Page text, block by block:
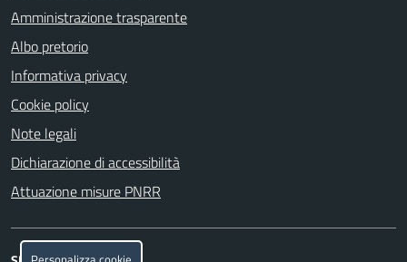
Amministrazione trasparente
Albo pretorio
Informativa privacy
Cookie policy
Note legali
Dichiarazione di accessibilità
Attuazione misure PNRR